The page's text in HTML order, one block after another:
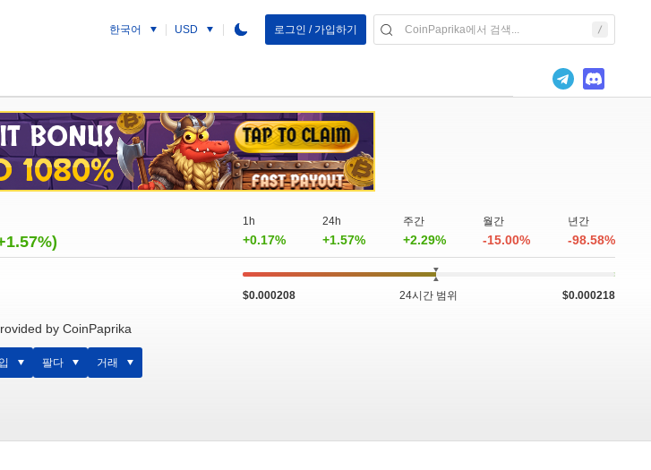
한국어 USD 로그인 / 가입하기
1h
+0.17%
24h
+1.57%
주간
+2.29%
월간
-15.00%
년간
-98.58%
$0.000208 24시간 범위 $0.000218
by CoinPaprika
팔다 거래